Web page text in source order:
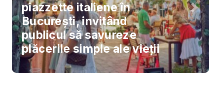
piazzette italiene în
București, invitând
publicul să savureze
plăcerile simple ale vieții